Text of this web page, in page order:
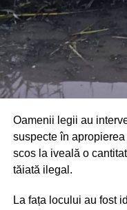
Oamenii legii au
suspecte în
scos la iveală o
tăiată ilegal.
La fața locului au fost